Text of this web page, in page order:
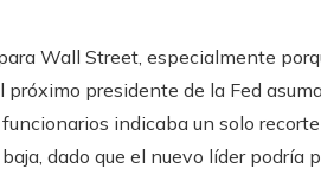
Wall Street, especialmente
presidente de la Fed
indicaba un solo
dado que el nuevo líder podría